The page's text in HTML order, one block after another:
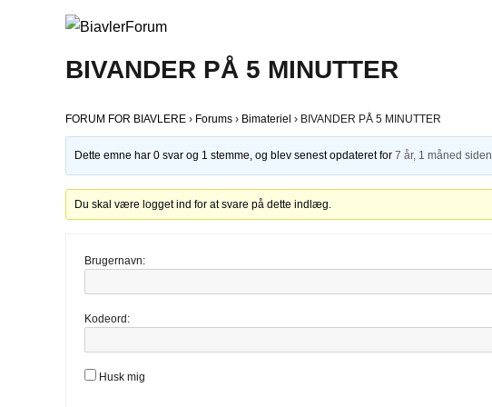
BIVANDER PÅ 5 MINUTTER
FORUM FOR BIAVLERE › Forums › Bimateriel › BIVANDER PÅ 5 MINUTTER
Dette emne har 0 svar og 1 stemme, og blev senest opdateret for7 år, 1 måned siden
Du skal være logget ind for at svare på dette indlæg.
Brugernavn:
Kodeord:
Husk mig